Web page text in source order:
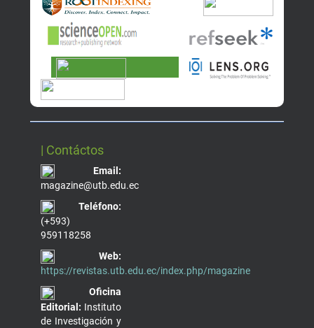
| Contáctos
Email:
magazine@utb.edu.ec
Teléfono:
(+593)
959118258
Web:
https://revistas.utb.edu.ec/index.php/magazine
Oficina
Editorial: Instituto
de Investigación y